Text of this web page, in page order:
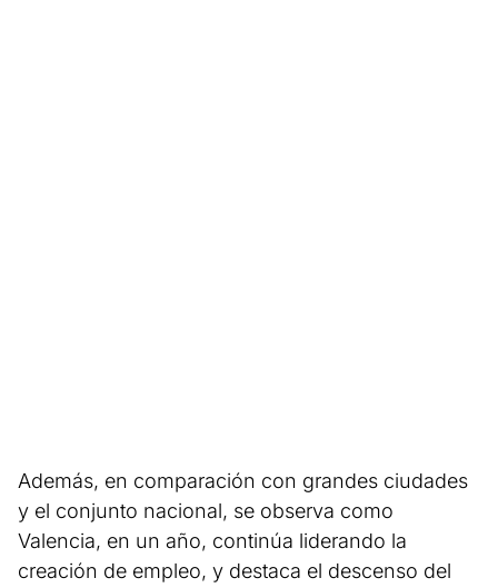
Además, en comparación con grandes ciudades
y el conjunto nacional, se observa como
Valencia, en un año, continúa liderando la
creación de empleo, y destaca el descenso del